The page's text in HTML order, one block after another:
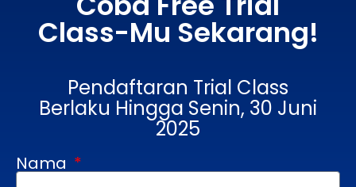
Class-Mu Sekarang!
Pendaftaran Trial Class
Berlaku Hingga Senin, 30 Juni
2025
Nama